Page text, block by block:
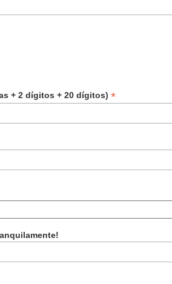
+ 2 dígitos + 20 dígitos) *